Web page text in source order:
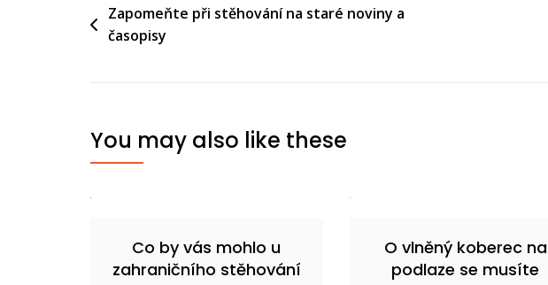
Navigace
pro
příspěvek
Zapomeňte při stěhování na staré noviny a
časopisy
You may also like these
Co by vás mohlo u
zahraničního stěhování
O vlněný koberec na
podlaze se musíte